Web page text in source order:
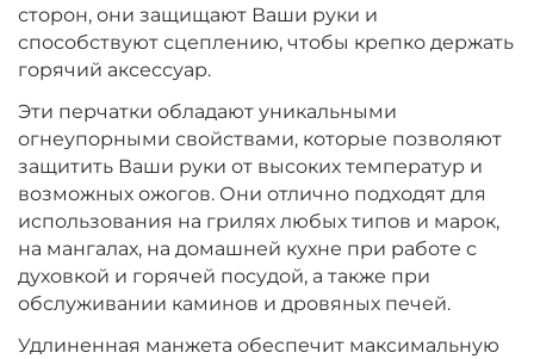
сторон, они защищают Ваши руки и
способствуют сцеплению, чтобы крепко держать
горячий аксессуар.
Эти перчатки обладают уникальными
огнеупорными свойствами, которые позволяют
защитить Ваши руки от высоких температур и
возможных ожогов. Они отлично подходят для
использования на грилях любых типов и марок,
на мангалах, на домашней кухне при работе с
духовкой и горячей посудой, а также при
обслуживании каминов и дровяных печей.
Удлиненная манжета обеспечит максимальную